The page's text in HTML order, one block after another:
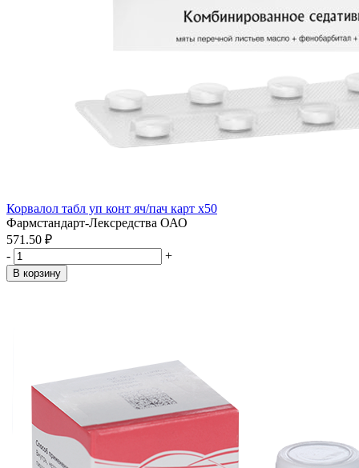
Корвалол табл уп конт яч/пач карт x50
Фармстандарт-Лексредства ОАО
571.50 ₽
-
+
В корзину